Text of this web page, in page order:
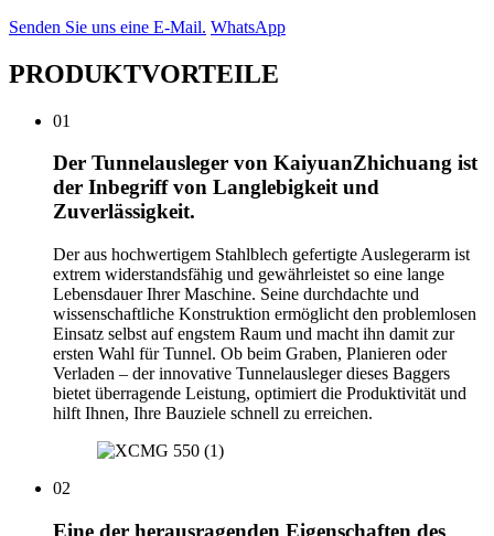
Senden Sie uns eine E-Mail. WhatsApp
PRODUKTVORTEILE
01
Der Tunnelausleger von KaiyuanZhichuang ist
der Inbegriff von Langlebigkeit und
Zuverlässigkeit.
Der aus hochwertigem Stahlblech gefertigte Auslegerarm ist
extrem widerstandsfähig und gewährleistet so eine lange
Lebensdauer Ihrer Maschine. Seine durchdachte und
wissenschaftliche Konstruktion ermöglicht den problemlosen
Einsatz selbst auf engstem Raum und macht ihn damit zur
ersten Wahl für Tunnel. Ob beim Graben, Planieren oder
Verladen – der innovative Tunnelausleger dieses Baggers
bietet überragende Leistung, optimiert die Produktivität und
hilft Ihnen, Ihre Bauziele schnell zu erreichen.
02
Eine der herausragenden Eigenschaften des